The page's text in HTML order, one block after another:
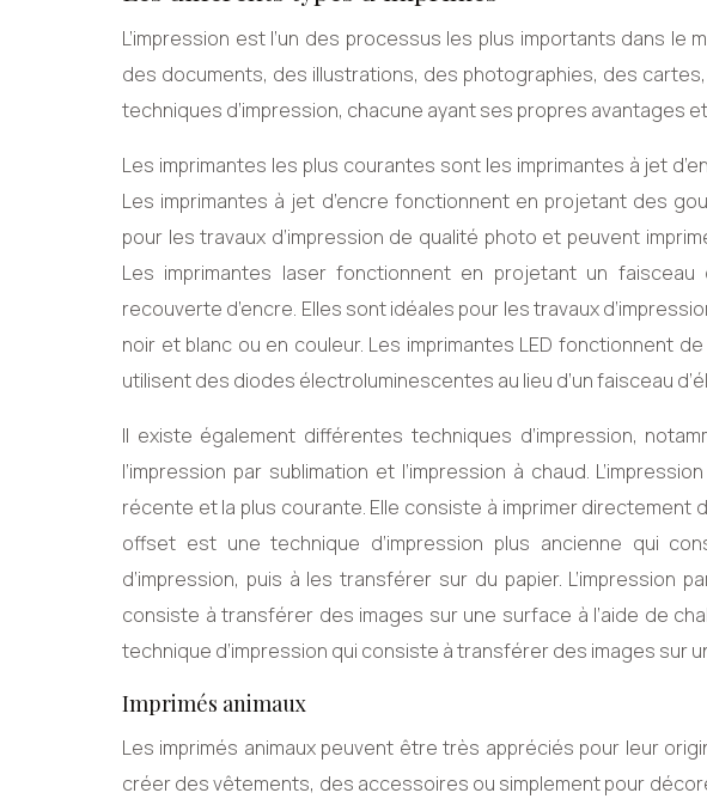
L’impression est l’un des processus les plus importants dans le
des documents, des illustrations, des photographies, des
techniques d’impression, chacune ayant ses propres avantages
Les imprimantes les plus courantes sont les imprimantes à jet
Les imprimantes à jet d’encre fonctionnent en projetant des
pour les travaux d’impression de qualité photo et peuvent
Les imprimantes laser fonctionnent en projetant un
recouverte d’encre. Elles sont idéales pour les travaux
noir et blanc ou en couleur. Les imprimantes LED fonctionnent
utilisent des diodes électroluminescentes au lieu d’un faisceau
Il existe également différentes techniques d’impression,
l’impression par sublimation et l’impression à chaud.
récente et la plus courante. Elle consiste à imprimer directement
offset est une technique d’impression plus ancienne qui
d’impression, puis à les transférer sur du papier. L’impression
consiste à transférer des images sur une surface à l’aide de
technique d’impression qui consiste à transférer des images sur
Imprimés animaux
Les imprimés animaux peuvent être très appréciés pour leur
créer des vêtements, des accessoires ou simplement pour